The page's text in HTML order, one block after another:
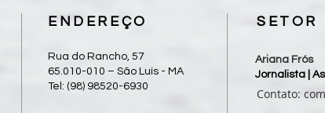
ENDEREÇO
Rua do Rancho, 57
65.010-010 – São Luís - MA
Tel: (98) 98520-6930
SETOR
Contato:
Ariana Frós
Jornalista |